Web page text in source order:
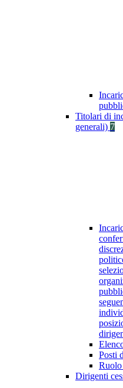
Titolari di
generali) 7
Posti
Dirigenti